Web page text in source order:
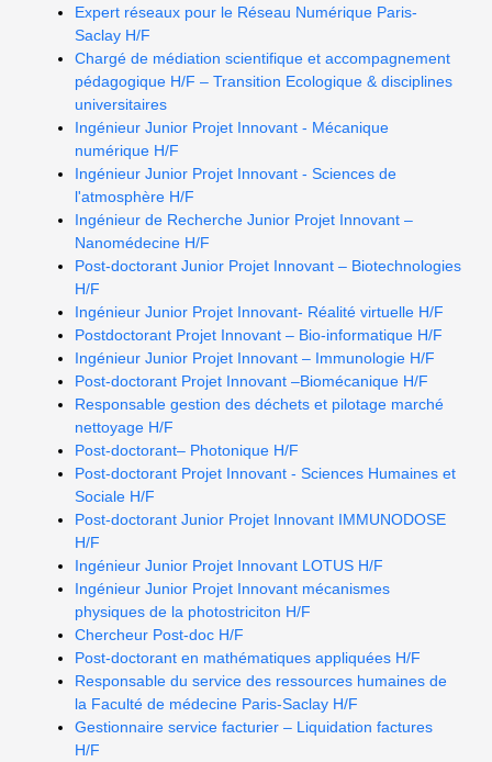
Expert réseaux pour le Réseau Numérique Paris-
Saclay H/F
Chargé de médiation scientifique et accompagnement
pédagogique H/F – Transition Ecologique & disciplines
universitaires
Ingénieur Junior Projet Innovant - Mécanique
numérique H/F
Ingénieur Junior Projet Innovant - Sciences de
l'atmosphère H/F
Ingénieur de Recherche Junior Projet Innovant –
Nanomédecine H/F
Post-doctorant Junior Projet Innovant – Biotechnologies
H/F
Ingénieur Junior Projet Innovant- Réalité virtuelle H/F
Postdoctorant Projet Innovant – Bio-informatique H/F
Ingénieur Junior Projet Innovant – Immunologie H/F
Post-doctorant Projet Innovant –Biomécanique H/F
Responsable gestion des déchets et pilotage marché
nettoyage H/F
Post-doctorant– Photonique H/F
Post-doctorant Projet Innovant - Sciences Humaines et
Sociale H/F
Post-doctorant Junior Projet Innovant IMMUNODOSE
H/F
Ingénieur Junior Projet Innovant LOTUS H/F
Ingénieur Junior Projet Innovant mécanismes
physiques de la photostriciton H/F
Chercheur Post-doc H/F
Post-doctorant en mathématiques appliquées H/F
Responsable du service des ressources humaines de
la Faculté de médecine Paris-Saclay H/F
Gestionnaire service facturier – Liquidation factures
H/F